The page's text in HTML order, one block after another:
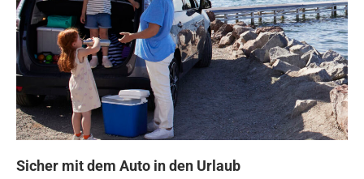
Sicher mit dem Auto in den Urlaub